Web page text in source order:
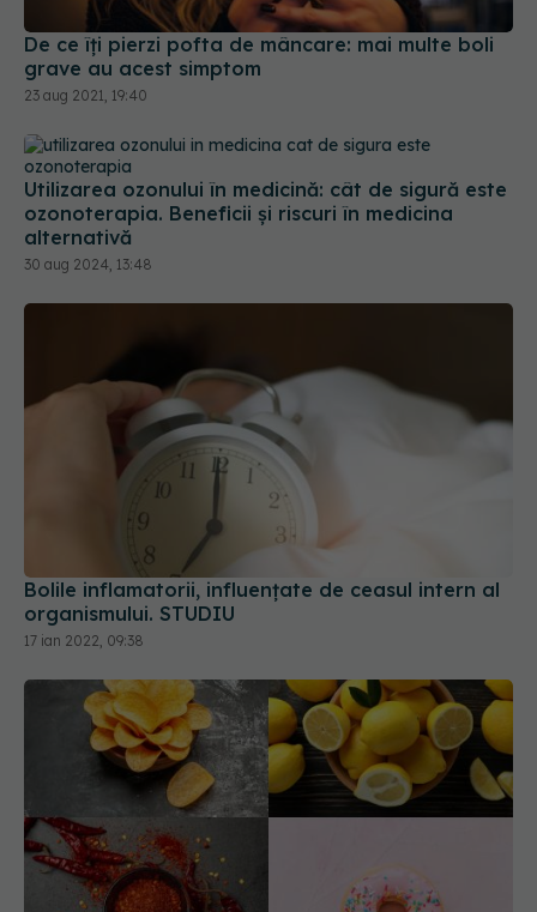
De ce îți pierzi pofta de mâncare: mai multe boli
grave au acest simptom
23 aug 2021, 19:40
Utilizarea ozonului în medicină: cât de sigură este
ozonoterapia. Beneficii și riscuri în medicina
alternativă
30 aug 2024, 13:48
Bolile inflamatorii, influențate de ceasul intern al
organismului. STUDIU
17 ian 2022, 09:38